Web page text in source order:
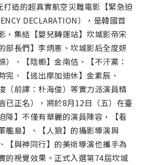
打造的超真實航空災難電影【緊急迫
DECLARATION），是韓國首
，集結【嬰兒轉運站】坎城影帝宋
部長們】李炳憲、坎城影后全度妍
）、【陰櫥】金南佶、【不汗黨：
完、【逃出摩加迪休】金素辰、
（前譯：朴海俊）等實力派演員精
已正名），將於8月12日（五）在臺
降】不僅有華麗的演員陣容，【看
艦島】、【人狼】的攝影導演與
【與神同行】的美術導演也攜手為
的視覺效果。正式入選第74屆坎城